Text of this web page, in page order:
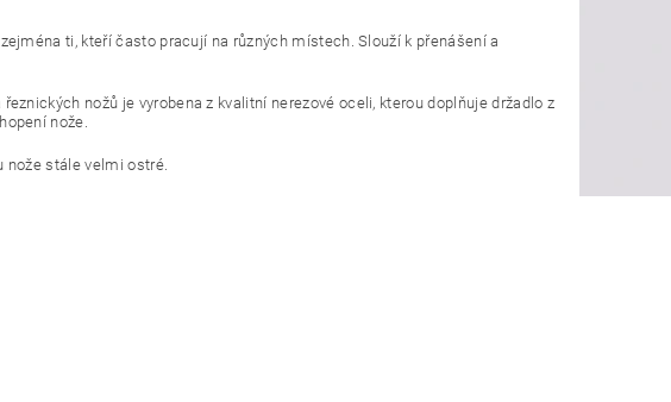
ti, kteří často pracují na různých místech. Slouží k přenášení a
nožů je vyrobena z kvalitní nerezové oceli, kterou doplňuje držadlo z
nože.
nože stále velmi ostré.